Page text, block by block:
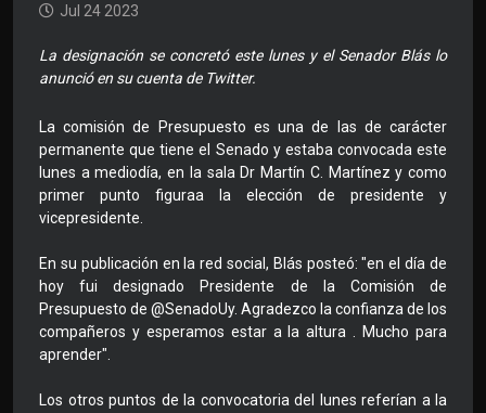
Jul 24 2023
La designación se concretó este lunes y el Senador Blás lo
anunció en su cuenta de Twitter.
La comisión de Presupuesto es una de las de carácter
permanente que tiene el Senado y estaba convocada este
lunes a mediodía, en la sala Dr Martín C. Martínez y como
primer punto figuraa la elección de presidente y
vicepresidente.
En su publicación en la red social, Blás posteó: "en el día de
hoy fui designado Presidente de la Comisión de
Presupuesto de @SenadoUy. Agradezco la confianza de los
compañeros y esperamos estar a la altura . Mucho para
aprender".
Los otros puntos de la convocatoria del lunes referían a la